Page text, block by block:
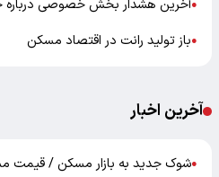
●آخرین هشدار بخش خصوصی درباره
●باز تولید رانت در اقتصاد مسکن
آخرین اخبار
●شوک جدید به بازار مسکن / قیمت